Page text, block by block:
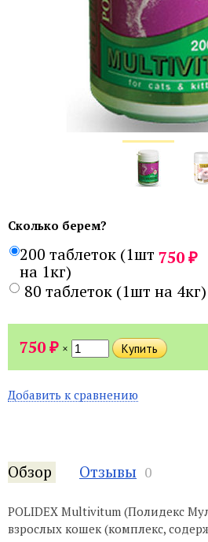
Сколько берем?
200 таблеток (1шт
на 1кг)
750₽
80 таблеток (1шт на 4кг)
750₽ ×
Добавить к сравнению
Обзор Отзывы 0
POLIDEX Multivitum (Полидекс
взрослых кошек (комплекс,